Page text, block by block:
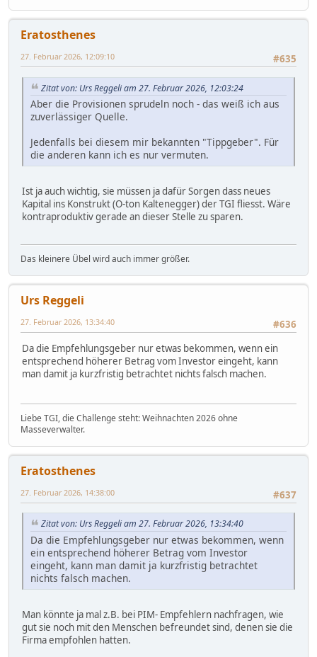
Eratosthenes
#635
27. Februar 2026, 12:09:10
Zitat von: Urs Reggeli am 27. Februar 2026, 12:03:24
Aber die Provisionen sprudeln noch - das weiß ich aus
zuverlässiger Quelle.
Jedenfalls bei diesem mir bekannten "Tippgeber". Für
die anderen kann ich es nur vermuten.
Ist ja auch wichtig, sie müssen ja dafür Sorgen dass neues
Kapital ins Konstrukt (O-ton Kaltenegger) der TGI fliesst. Wäre
kontraproduktiv gerade an dieser Stelle zu sparen.
Das kleinere Übel wird auch immer größer.
Urs Reggeli
#636
27. Februar 2026, 13:34:40
Da die Empfehlungsgeber nur etwas bekommen, wenn ein
entsprechend höherer Betrag vom Investor eingeht, kann
man damit ja kurzfristig betrachtet nichts falsch machen.
Liebe TGI, die Challenge steht: Weihnachten 2026 ohne
Masseverwalter.
Eratosthenes
#637
27. Februar 2026, 14:38:00
Zitat von: Urs Reggeli am 27. Februar 2026, 13:34:40
Da die Empfehlungsgeber nur etwas bekommen, wenn
ein entsprechend höherer Betrag vom Investor
eingeht, kann man damit ja kurzfristig betrachtet
nichts falsch machen.
Man könnte ja mal z.B. bei PIM- Empfehlern nachfragen, wie
gut sie noch mit den Menschen befreundet sind, denen sie die
Firma empfohlen hatten.